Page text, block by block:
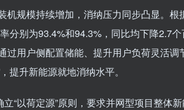
机规模持续增加，消纳压力同步凸显。
分别为93.4%和94.3%，同比均下降2.7
过用户侧配置储能、提升用户负荷灵活
提升新能源就地消纳水平。
“以荷定源”原则，要求并网型项目整体